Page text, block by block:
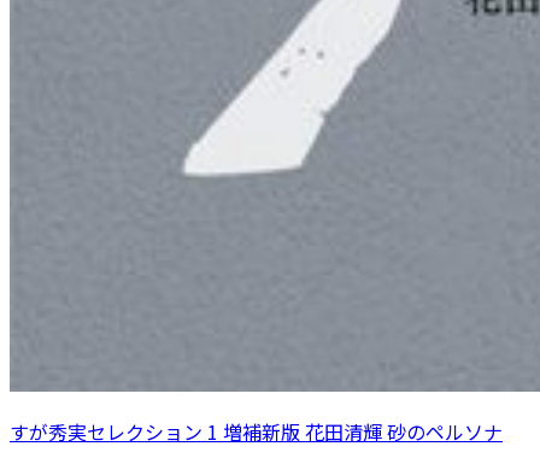
すが秀実セレクション 1 増補新版 花田清輝 砂のペルソナ